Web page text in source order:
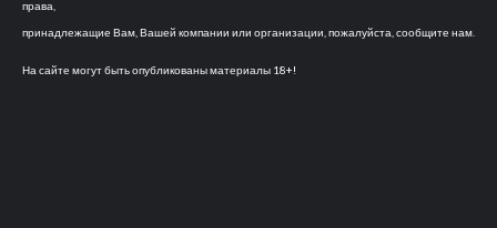
права,
принадлежащие Вам, Вашей компании или организации, пожалуйста, сообщите нам.
На сайте могут быть опубликованы материалы 18+!